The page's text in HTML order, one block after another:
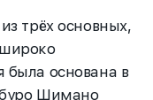
трёх основных,
была основана в
Шимано